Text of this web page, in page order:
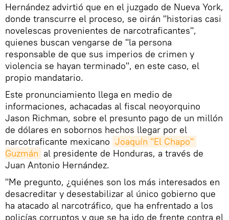
Hernández advirtió que en el juzgado de Nueva York,
donde transcurre el proceso, se oirán "historias casi
novelescas provenientes de narcotraficantes",
quienes buscan vengarse de "la persona
responsable de que sus imperios de crimen y
violencia se hayan terminado", en este caso, el
propio mandatario.
Este pronunciamiento llega en medio de
informaciones, achacadas al fiscal neoyorquino
Jason Richman, sobre el presunto pago de un millón
de dólares en sobornos hechos llegar por el
narcotraficante mexicano Joaquín "El Chapo"
Guzmán al presidente de Honduras, a través de
Juan Antonio Hernández.
"Me pregunto, ¿quiénes son los más interesados en
desacreditar y desestabilizar al único gobierno que
ha atacado al narcotráfico, que ha enfrentado a los
policías corruptos y que se ha ido de frente contra el